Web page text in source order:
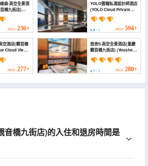
森·高空全景酒
橋九街店)
Sky-
Hotel
Jiujie
HKD 236+
YOLO雲端私湯設計師酒店
(YOLO Cloud Private
Hot Spring Design
Hotel)
4.9/ 5 HKD 594+
空酒店(觀音橋
HKD 277+
悠舍S·高空全景酒店(重慶
觀音橋九街店) (Youshe S
High-altitude Panorama
Hotel (Chongqing
Guanyinqiao 9th
Street))
4.7/ 5 HKD 280+
音橋九街店)的入住和退房時間是